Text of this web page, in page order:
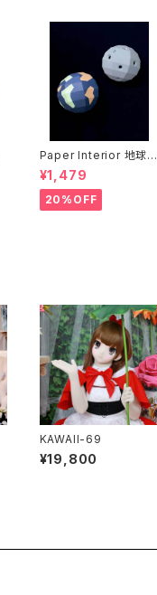
Paper Interior 地球と
月 earth and moon
¥1,479
20%OFF
KAWAII-69
¥19,800